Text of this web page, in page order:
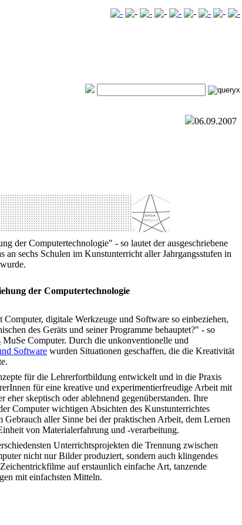
06.09.2007
der Computertechnologie" - so lautet der ausgeschriebene
sechs Schulen im Kunstunterricht aller Jahrgangsstufen in
der Computertechnologie
digitale Werkzeuge und Software so einbeziehen,
des Geräts und seiner Programme behauptet?" - so
MuSe Computer. Durch die unkonventionelle und
Software wurden Situationen geschaffen, die die Kreativität
für die Lehrerfortbildung entwickelt und in die Praxis
für eine kreative und experimentierfreudige Arbeit mit
skeptisch oder ablehnend gegenüberstanden. Ihre
Computer wichtigen Absichten des Kunstunterrichtes
Gebrauch aller Sinne bei der praktischen Arbeit, dem Lernen
von Materialerfahrung und -verarbeitung.
Unterrichtsprojekten die Trennung zwischen
nicht nur Bilder produziert, sondern auch klingendes
auf erstaunlich einfache Art, tanzende
mit einfachsten Mitteln.